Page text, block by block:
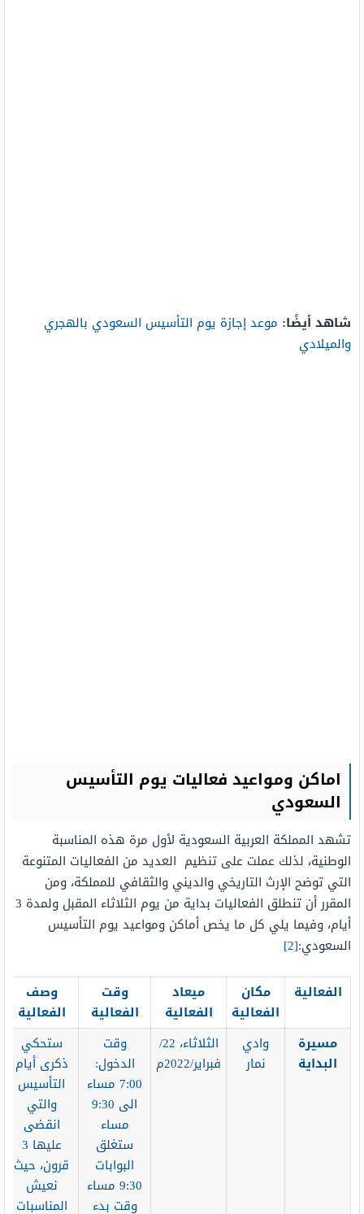
شاهد أيضًا: موعد إجازة يوم التأسيس السعودي بالهجري
والميلادي
اماكن ومواعيد فعاليات يوم التأسيس
السعودي
تشهد المملكة العربية السعودية لأول مرة هذه المناسبة
الوطنية، لذلك عملت على تنظيم العديد من الفعاليات المتنوعة
التي توضح الإرث التاريخي والديني والثقافي للمملكة، ومن
المقرر أن تنطلق الفعاليات بداية من يوم الثلاثاء المقبل ولمدة 3
أيام، وفيما يلي كل ما يخص أماكن ومواعيد يوم التأسيس
السعودي:[2]
الفعالية
مكان
الفعالية
ميعاد
الفعالية
وقت
الفعالية
وصف
الفعالية
مسيرة
البداية
وادي
نمار
الثلاثاء، 22/
فبراير/2022م
وقت
الدخول:
7:00 مساء
الى 9:30
مساء
ستغلق
البوابات
9:30 مساء
وقت بدء
ستحكي
ذكرى أيام
التأسيس
والتي
انقضى
عليها 3
قرون، حيث
نعيش
المناسبات